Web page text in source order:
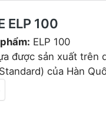
ELP 100
ELP 100
được sản xuất trên
của Hàn